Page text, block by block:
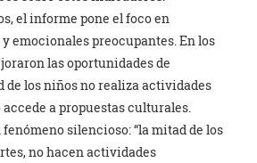
el informe pone el foco en
emocionales preocupantes. En los
las oportunidades de
los niños no realiza actividades
accede a propuestas culturales.
silencioso: “la mitad de los
no hacen actividades